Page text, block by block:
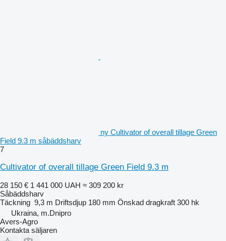
ny Cultivator of overall tillage Green
Field 9.3 m såbäddsharv
7
Cultivator of overall tillage Green Field 9.3 m
28 150 € 1 441 000 UAH ≈ 309 200 kr
Såbäddsharv
Täckning 9,3 m Driftsdjup 180 mm Önskad dragkraft 300 hk
Ukraina, m.Dnipro
Avers-Agro
Kontakta säljaren